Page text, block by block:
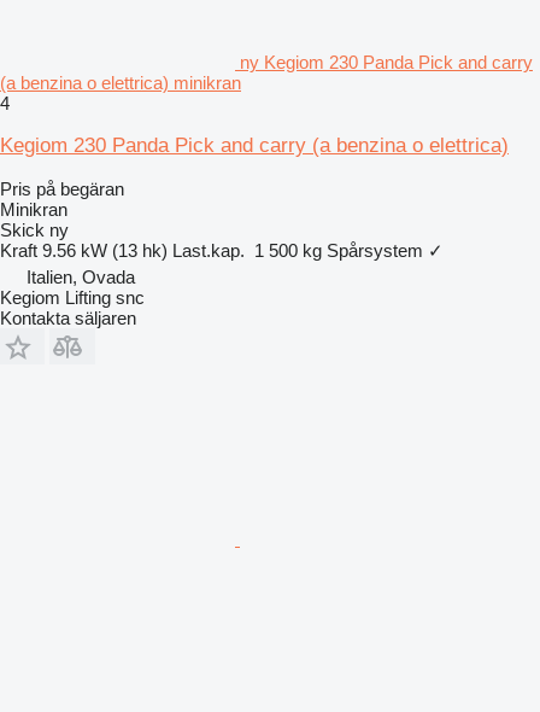
ny Kegiom 230 Panda Pick and carry
(a benzina o elettrica) minikran
4
Kegiom 230 Panda Pick and carry (a benzina o elettrica)
Pris på begäran
Minikran
Skick ny
Kraft 9.56 kW (13 hk) Last.kap. 1 500 kg Spårsystem ✓
Italien, Ovada
Kegiom Lifting snc
Kontakta säljaren